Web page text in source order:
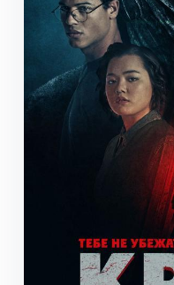
Музыкальный, байопик